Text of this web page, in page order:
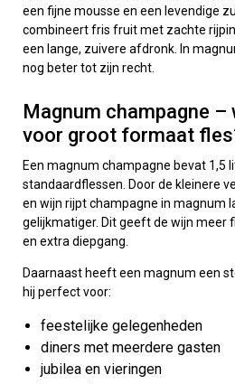
een fijne mousse en een levendige
combineert fris fruit met zachte
een lange, zuivere afdronk. In
nog beter tot zijn recht.
Magnum champagne –
voor groot formaat
Een magnum champagne bevat 1,5
standaardflessen. Door de kleinere
en wijn rijpt champagne in magnum
gelijkmatiger. Dit geeft de wijn meer
en extra diepgang.
Daarnaast heeft een magnum een
hij perfect voor:
feestelijke gelegenheden
diners met meerdere gasten
jubilea en vieringen